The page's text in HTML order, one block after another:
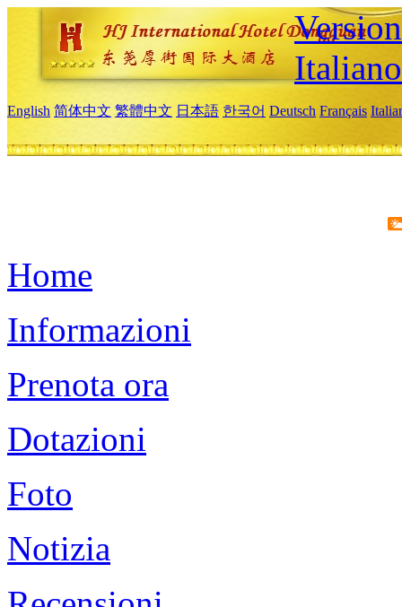
Italiano
English 简体中文 繁體中文 日本語 한국어 Deutsch Français
Home
Informazioni
Prenota ora
Dotazioni
Foto
Notizia